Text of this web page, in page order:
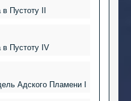
Пустоту II
Пустоту IV
Адского Пламени I